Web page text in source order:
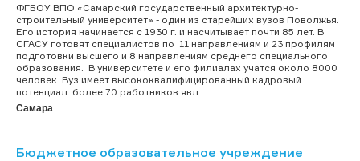
ФГБОУ ВПО «Самарский государственный архитектурно-
строительный университет» - один из старейших вузов Поволжья.
Его история начинается с 1930 г. и насчитывает почти 85 лет. В
СГАСУ готовят специалистов по 11 направлениям и 23 профилям
подготовки высшего и 8 направлениям среднего специального
образования. В университете и его филиалах учатся около 8000
человек. Вуз имеет высококвалифицированный кадровый
потенциал: более 70 работников явл...
Самара
Бюджетное образовательное учреждение